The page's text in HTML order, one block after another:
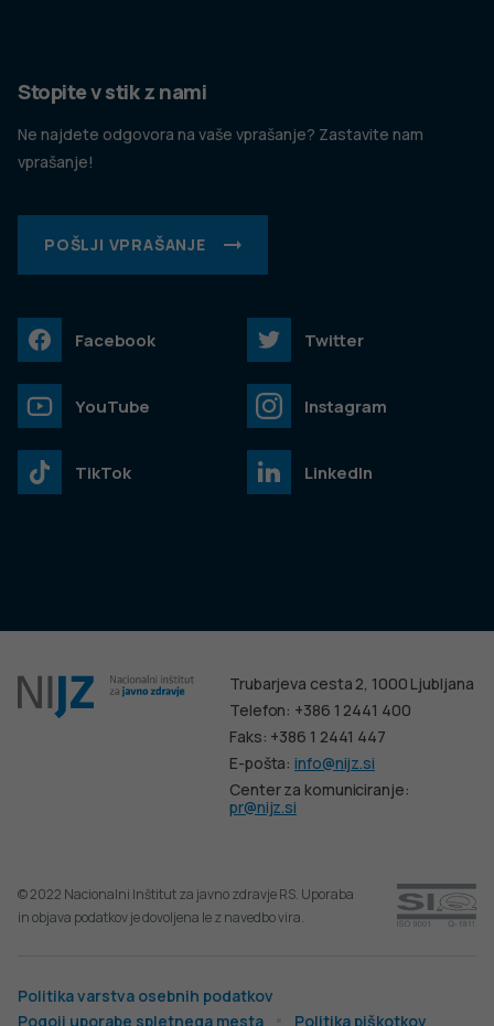
Trubarjeva cesta 2, 1000 Ljubljana
Telefon: +386 1 2441 400
Faks: +386 1 2441 447
E-pošta:info@nijz.si
Center za komuniciranje:
pr@nijz.si
Politika varstva osebnih podatkov
Pogoji uporabe spletnega mesta
Politika piškotkov
© 2022 Nacionalni Inštitut za javno zdravje RS. Uporaba
in objava podatkov je dovoljena le z navedbo vira.
Stopite v stik z nami
Ne najdete odgovora na vaše vprašanje? Zastavite nam
vprašanje!
POŠLJI VPRAŠANJE
Facebook Twitter
YouTube Instagram
TikTok LinkedIn